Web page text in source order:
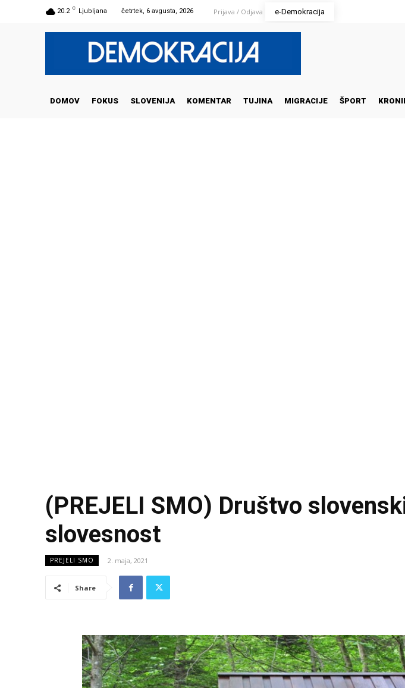
20.2 C Ljubljana četrtek, 6 avgusta, 2026 Prijava / Odjava e-Demokracija
DOMOV FOKUS SLOVENIJA KOMENTAR TUJINA MIGRACIJE ŠPORT
(PREJELI SMO) Društvo
slovesnost
PREJELI SMO 2. maja, 2021
Share